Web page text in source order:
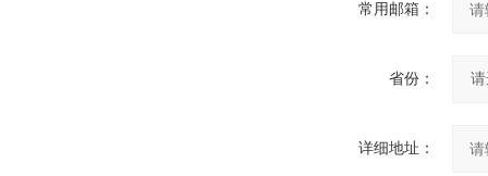
常用邮箱：
省份：
详细地址：